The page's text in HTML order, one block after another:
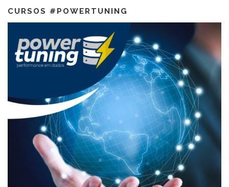
CURSOS #POWERTUNING